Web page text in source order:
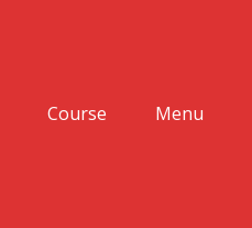
Course Menu